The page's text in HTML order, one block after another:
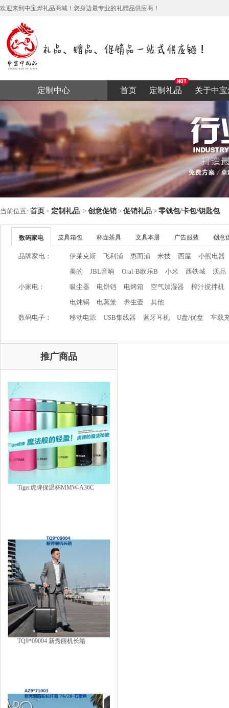
欢迎来到中宝烨礼品商城！您身边最专业的礼赠品供应商！
定制中心 首页 定制礼品 关于中宝
当前位置: 首页 > 定制礼品 > 创意促销 > 促销礼品 > 零钱包/卡包/钥匙包
数码家电 皮具箱包 杯壶茶具 文具本册 广告服装 创意
品牌家电： 伊莱克斯 飞利浦 惠而浦 米技 西屋
小熊电器
美的
JBL音响 Oral-B欧乐B 小米 西铁城
沃品
小家电：
吸尘器 电饼铛 电烤箱 空气加湿器
榨汁搅拌机
电炖锅
电蒸笼 养生壶
其他
数码电子：
移动电源 USB集线器 蓝牙耳机 U盘/优盘 车载
推广商品
Tiger虎牌保温杯MMW-A36C
TQ9*09004 新秀丽机长箱